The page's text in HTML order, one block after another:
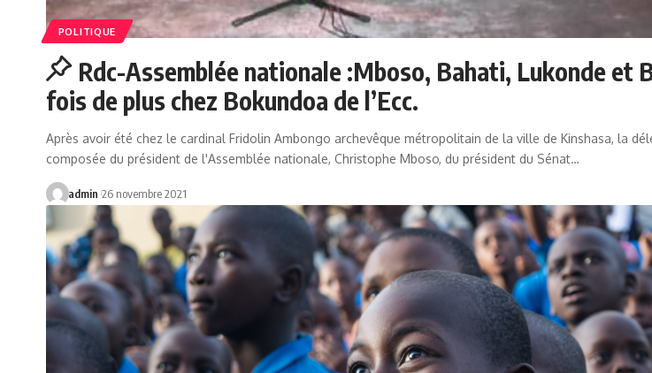
POLITIQUE
Rdc-Assemblée nationale :Mboso, Bahati, Lukonde et
fois de plus chez Bokundoa de l’Ecc.
Après avoir été chez le cardinal Fridolin Ambongo archevêque métropolitain de la ville de Kinshasa, la
composée du président de l'Assemblée nationale, Christophe Mboso, du président du Sénat…
admin 26 novembre 2021